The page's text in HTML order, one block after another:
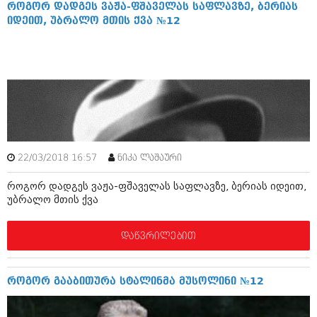
ნოემბერი 2017 (212)
ოქტომბერი 2017 (231)
ივნისი 2017 (265)
მაისი 2017 (216)
აპრილი 2017 (220)
მარტი 2017 (212)
თებერვალი 2017 (205)
იანვარი 2017 (246)
დეკემბერი 2016 (207)
ნოემბერი 2016 (207)
ოქტომბერი 2016 (257)
ივლისი 2016 (211)
მაისი 2016 (261)
აპრილი 2016 (215)
მარტი 2016 (200)
თებერვალი 2016 (250)
როგორ დადგეს ვაჟა-ფშაველას საფლავზე, ბერიას
იდეით, უბრალო მთის ქვა №12
22/03/2018 16:57 ნიკა ლაშაური
როგორ დადგეს ვაჟა-ფშაველას საფლავზე, ბერიას იდეით,
უბრალო მთის ქვა
დაწვრილებით
როგორ გააბითურა სტალინმა მუსოლინი №12